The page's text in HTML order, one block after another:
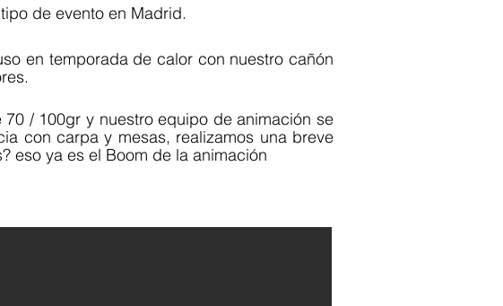
de evento en Madrid.
en temporada de calor con nuestro cañón
/ 100gr y nuestro equipo de animación se
con carpa y mesas, realizamos una breve
eso ya es el Boom de la animación